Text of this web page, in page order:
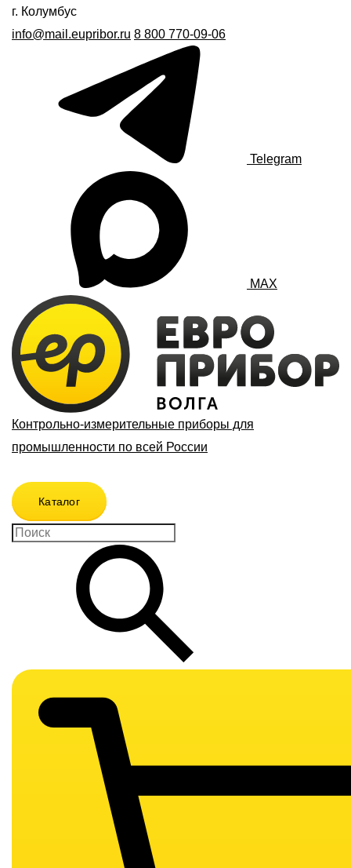
г. Колумбус
info@mail.eupribor.ru 8 800 770-09-06
Telegram
MAX
Контрольно-измерительные приборы для
промышленности по всей России
Каталог